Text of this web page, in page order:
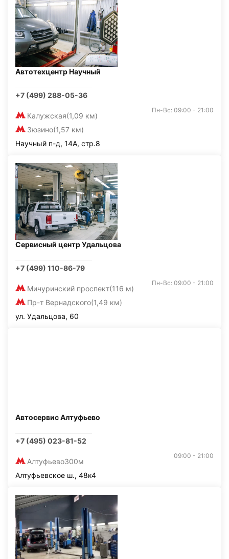
Автотехцентр Научный
+7 (499) 288-05-36
Калужская(1,09 км)
Зюзино(1,57 км)
Пн-Вс: 09:00 - 21:00
Научный п-д, 14А, стр.8
Сервисный центр Удальцова
+7 (499) 110-86-79
Мичуринский проспект(116 м)
Пр-т Вернадского(1,49 км)
Пн-Вс: 09:00 - 21:00
ул. Удальцова, 60
Автосервис Алтуфьево
+7 (495) 023-81-52
Алтуфьево300м
09:00 - 21:00
Алтуфьевское ш., 48к4